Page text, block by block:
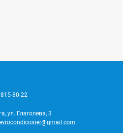
80-22
ул. Глаголева, 3